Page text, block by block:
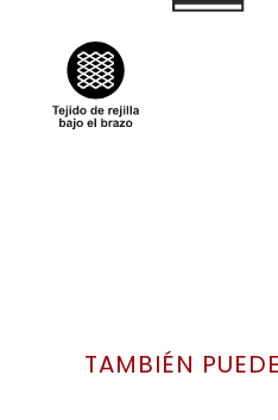
TAMBIÉN